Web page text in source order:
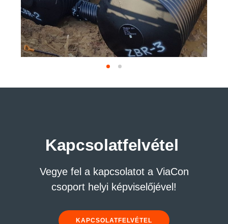
Kapcsolatfelvétel
Vegye fel a kapcsolatot a ViaCon
csoport helyi képviselőjével!
KAPCSOLATFELVÉTEL